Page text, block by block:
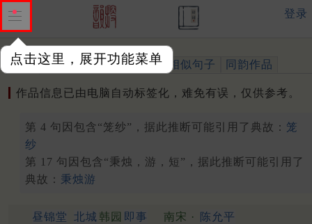
点击这里，展开功能菜单
登录
作品 标注四声 出处、引用 相似句子 同韵作品
作品信息已由电脑自动标签化，难免有误，仅供参考。
第 4 句因包含“笼纱”，据此推断可能引用了典故： 笼
纱
第 17 句因包含“秉烛，游，短”，据此推断可能引用了
典故： 秉烛游
昼锦堂 北城 韩园 即事 南宋 · 陈允平